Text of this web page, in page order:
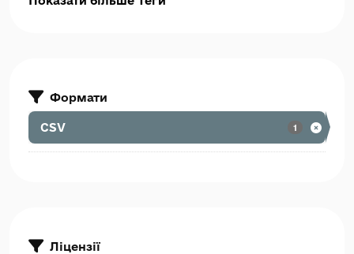
Формати
CSV 1
Ліцензії